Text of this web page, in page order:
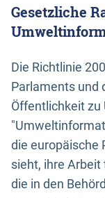
Gesetzliche
Die Richtlinie
Parlaments und
Öffentlichkeit
die europäische
sieht, ihre
die in den